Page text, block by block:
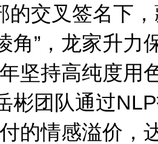
交叉签名下，
角”，龙家升力
坚持高纯度用
彬团队通过
的情感溢价